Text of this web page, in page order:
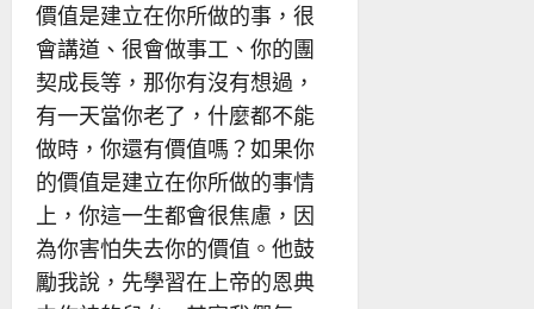
價值是建立在你所做的事，很
會講道、很會做事工、你的團
契成長等，那你有沒有想過，
有一天當你老了，什麼都不能
做時，你還有價值嗎？如果你
的價值是建立在你所做的事情
上，你這一生都會很焦慮，因
為你害怕失去你的價值。他鼓
勵我說，先學習在上帝的恩典